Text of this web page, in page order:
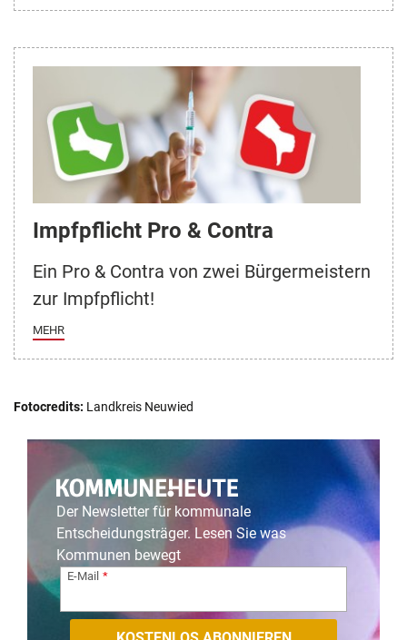
Impfpflicht Pro & Contra
Ein Pro & Contra von zwei Bürgermeistern
zur Impfpflicht!
MEHR
Fotocredits: Landkreis Neuwied
Der Newsletter für kommunale
Entscheidungsträger. Lesen Sie was
Kommunen bewegt
E-Mail